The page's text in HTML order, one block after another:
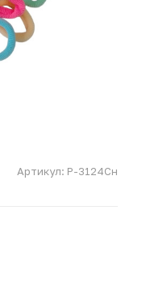
Артикул: Р-3124Сн